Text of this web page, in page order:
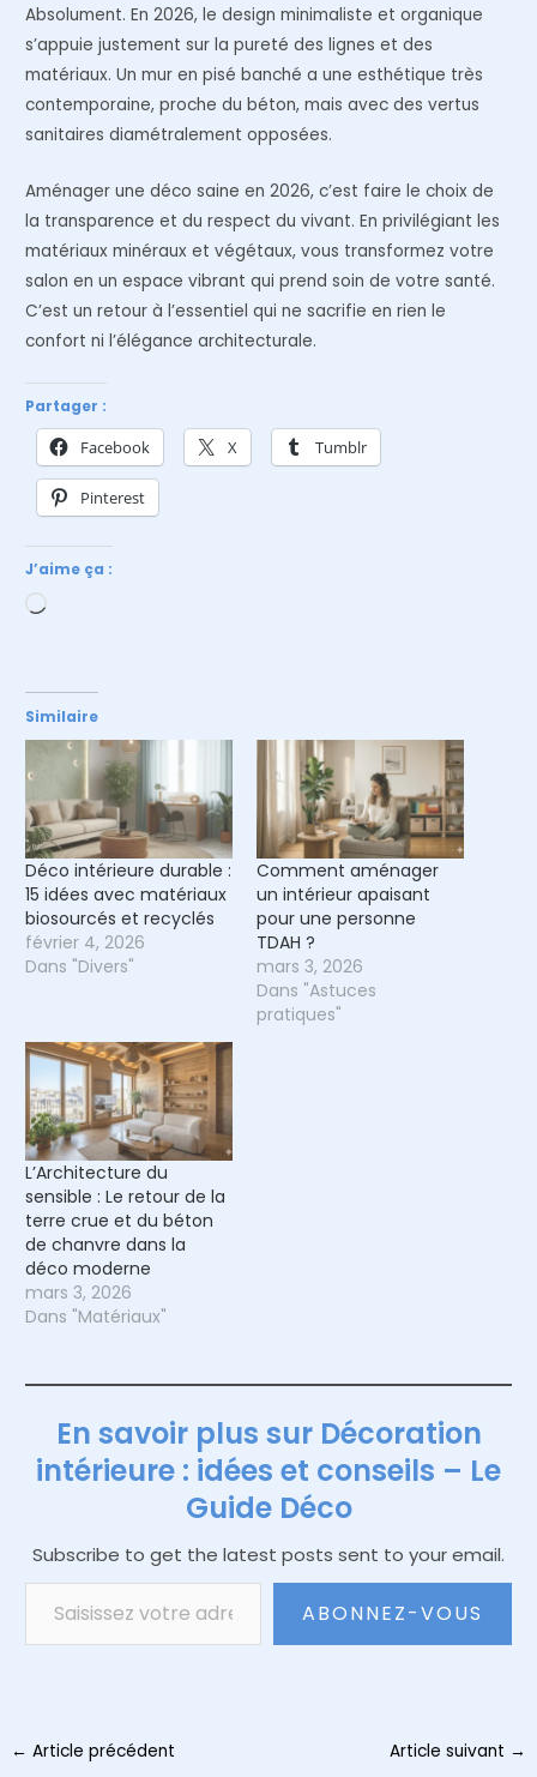
Absolument. En 2026, le design minimaliste et organique
s’appuie justement sur la pureté des lignes et des
matériaux. Un mur en pisé banché a une esthétique très
contemporaine, proche du béton, mais avec des vertus
sanitaires diamétralement opposées.
Aménager une déco saine en 2026, c’est faire le choix de
la transparence et du respect du vivant. En privilégiant les
matériaux minéraux et végétaux, vous transformez votre
salon en un espace vibrant qui prend soin de votre santé.
C’est un retour à l’essentiel qui ne sacrifie en rien le
confort ni l’élégance architecturale.
Partager :
Facebook X Tumblr
Pinterest
J’aime ça :
Chargement…
Similaire
Déco intérieure durable :
15 idées avec matériaux
biosourcés et recyclés
février 4, 2026
Dans "Divers"
Comment aménager
un intérieur apaisant
pour une personne
TDAH ?
mars 3, 2026
Dans "Astuces
pratiques"
L’Architecture du
sensible : Le retour de la
terre crue et du béton
de chanvre dans la
déco moderne
mars 3, 2026
Dans "Matériaux"
En savoir plus sur Décoration
intérieure : idées et conseils – Le
Guide Déco
Subscribe to get the latest posts sent to your email.
Saisissez votre adresse e-mail…
ABONNEZ-VOUS
Navigation
← Article précédent Article suivant →